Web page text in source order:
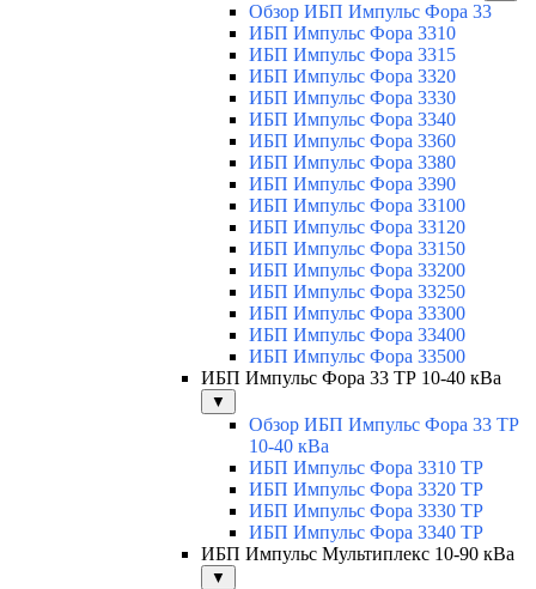
Обзор ИБП Импульс Фора 33
ИБП Импульс Фора 3310
ИБП Импульс Фора 3315
ИБП Импульс Фора 3320
ИБП Импульс Фора 3330
ИБП Импульс Фора 3340
ИБП Импульс Фора 3360
ИБП Импульс Фора 3380
ИБП Импульс Фора 3390
ИБП Импульс Фора 33100
ИБП Импульс Фора 33120
ИБП Импульс Фора 33150
ИБП Импульс Фора 33200
ИБП Импульс Фора 33250
ИБП Импульс Фора 33300
ИБП Импульс Фора 33400
ИБП Импульс Фора 33500
ИБП Импульс Фора 33 ТР 10-40 кВа
▼
Обзор ИБП Импульс Фора 33 ТР
10-40 кВа
ИБП Импульс Фора 3310 ТР
ИБП Импульс Фора 3320 ТР
ИБП Импульс Фора 3330 ТР
ИБП Импульс Фора 3340 ТР
ИБП Импульс Мультиплекс 10-90 кВа
▼